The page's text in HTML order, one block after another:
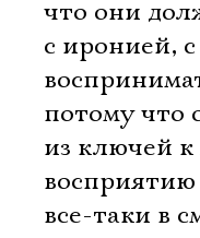
что они
с иронией,
потому что
из ключей
восприятию
все-таки в